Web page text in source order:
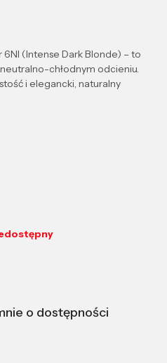
(Intense Dark Blonde) – to
chłodnym odcieniu.
i elegancki, naturalny
o dostępności